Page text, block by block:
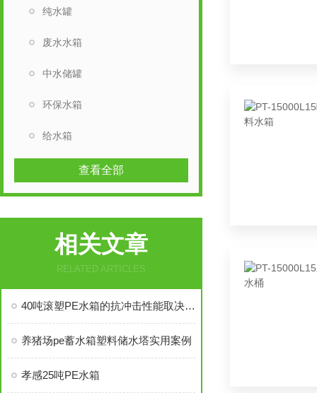
纯水罐
废水水箱
中水储罐
环保水箱
给水箱
查看全部
相关文章
RELATED ARTICLES
40吨滚塑PE水箱的抗冲击性能取决于哪些因素
养猪场pe蓄水箱塑料储水塔实用案例
孝感25吨PE水箱